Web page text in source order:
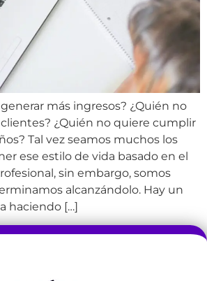
más ingresos? ¿Quién no
¿Quién no quiere cumplir
Tal vez seamos muchos los
ese estilo de vida basado en el
sin embargo, somos
alcanzándolo. Hay un
haciendo […]